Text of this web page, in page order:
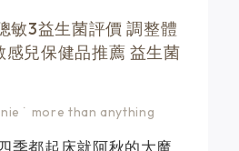
敏3益生菌評價 調整體
感兒保健品推薦 益生菌
˙ more than anything
季都起床就阿秋的大魔